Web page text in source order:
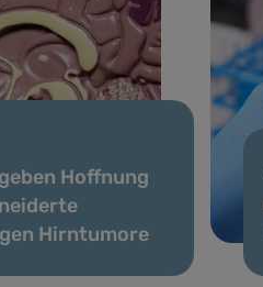
Hoffnung
Hirntumore